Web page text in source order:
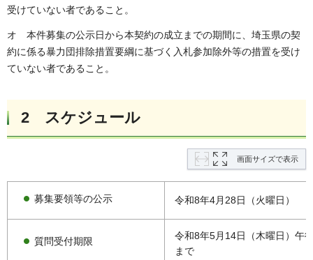
受けていない者であること。
オ 本件募集の公示日から本契約の成立までの期間に、埼玉県の契
約に係る暴力団排除措置要綱に基づく入札参加除外等の措置を受け
ていない者であること。
2 スケジュール
画面サイズで表示
募集要領等の公示 令和8年4月28日（火曜日）
質問受付期限
令和8年5月14日（木曜日）午
まで